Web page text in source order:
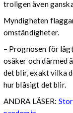
troligen även
Myndigheten
omständigheter.
– Prognosen för
osäker och därmed
det blir, exakt vilka
hur blåsigt det blir.
ANDRA LÄSER: